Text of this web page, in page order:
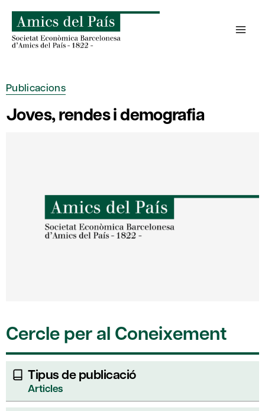
content
Publicacions
Joves, rendes i demografia
Cercle per al Coneixement
Tipus de publicació
Articles